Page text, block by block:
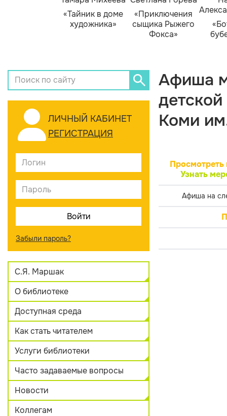
«Тайник в доме
художника»
«Приключения
сыщика Рыжего
Фокса»
ЛИЧНЫЙ КАБИНЕТ
РЕГИСТРАЦИЯ
Забыли пароль?
С.Я. Маршак
О библиотеке
Доступная среда
Как стать читателем
Услуги библиотеки
Часто задаваемые вопросы
Новости
Коллегам
Афиша
Коми
Просмотреть
Узнать
Афиша на